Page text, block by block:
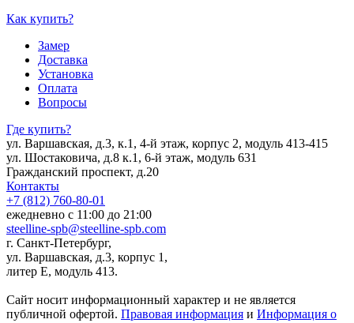
Как купить?
Замер
Доставка
Установка
Оплата
Вопросы
Где купить?
ул. Варшавская, д.3, к.1, 4-й этаж, корпус 2, модуль 413-415
ул. Шостаковича, д.8 к.1, 6-й этаж, модуль 631
Гражданский проспект, д.20
Контакты
+7 (812) 760-80-01
ежедневно с 11:00 до 21:00
steelline-spb@steelline-spb.com
г. Санкт-Петербург,
ул. Варшавская, д.3, корпус 1,
литер Е, модуль 413.
Сайт носит информационный характер и не является
публичной офертой. Правовая информация и Информация о